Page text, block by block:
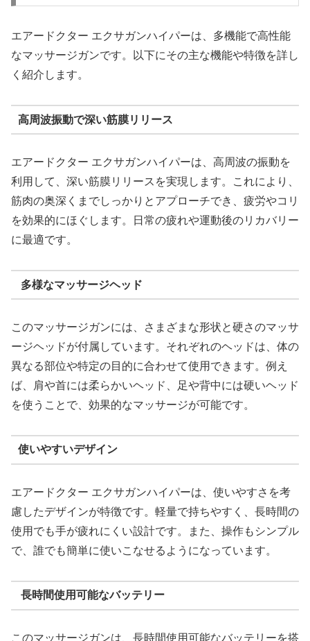
エアードクター エクサガンハイパーは、多機能で高性能
なマッサージガンです。以下にその主な機能や特徴を詳し
く紹介します。
高周波振動で深い筋膜リリース
エアードクター エクサガンハイパーは、高周波の振動を
利用して、深い筋膜リリースを実現します。これにより、
筋肉の奥深くまでしっかりとアプローチでき、疲労やコリ
を効果的にほぐします。日常の疲れや運動後のリカバリー
に最適です。
多様なマッサージヘッド
このマッサージガンには、さまざまな形状と硬さのマッサ
ージヘッドが付属しています。それぞれのヘッドは、体の
異なる部位や特定の目的に合わせて使用できます。例え
ば、肩や首には柔らかいヘッド、足や背中には硬いヘッド
を使うことで、効果的なマッサージが可能です。
使いやすいデザイン
エアードクター エクサガンハイパーは、使いやすさを考
慮したデザインが特徴です。軽量で持ちやすく、長時間の
使用でも手が疲れにくい設計です。また、操作もシンプル
で、誰でも簡単に使いこなせるようになっています。
長時間使用可能なバッテリー
このマッサージガンは、長時間使用可能なバッテリーを搭